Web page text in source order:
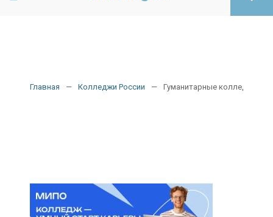
Главная Колледжи России Гуманитарные колледжи